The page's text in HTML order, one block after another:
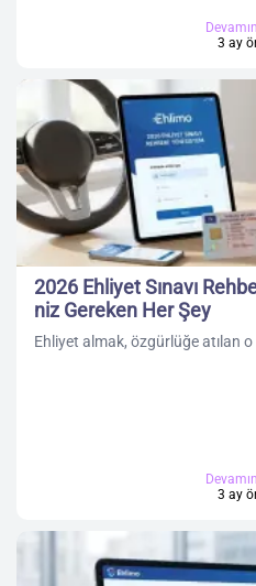
3 ay
2026 Ehliyet Sınavı
niz Gereken Her Şey
Ehliyet almak, özgürlüğe atılan o
3 ay